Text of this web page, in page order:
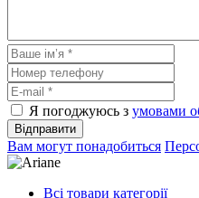
Я погоджуюсь з умовами
Відправити
Вам могут понадобиться
Всі товари категорії